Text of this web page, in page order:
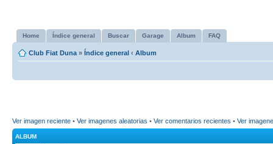
Home Índice general Buscar Garage Album FAQ
Club Fiat Duna » Índice general ‹ Album
Ver imagen reciente • Ver imagenes aleatorias • Ver comentarios recientes • Ver
ALBUM